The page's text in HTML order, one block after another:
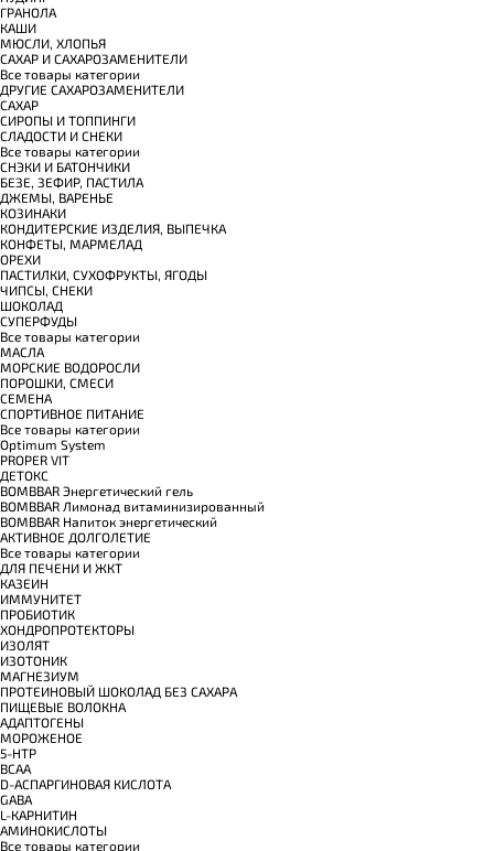
ГРАНОЛА
КАШИ
МЮСЛИ, ХЛОПЬЯ
САХАР И САХАРОЗАМЕНИТЕЛИ
Все товары категории
ДРУГИЕ САХАРОЗАМЕНИТЕЛИ
САХАР
СИРОПЫ И ТОППИНГИ
СЛАДОСТИ И СНЕКИ
Все товары категории
СНЭКИ И БАТОНЧИКИ
БЕЗЕ, ЗЕФИР, ПАСТИЛА
ДЖЕМЫ, ВАРЕНЬЕ
КОЗИНАКИ
КОНДИТЕРСКИЕ ИЗДЕЛИЯ, ВЫПЕЧКА
КОНФЕТЫ, МАРМЕЛАД
ОРЕХИ
ПАСТИЛКИ, СУХОФРУКТЫ, ЯГОДЫ
ЧИПСЫ, СНЕКИ
ШОКОЛАД
СУПЕРФУДЫ
Все товары категории
МАСЛА
МОРСКИЕ ВОДОРОСЛИ
ПОРОШКИ, СМЕСИ
СЕМЕНА
СПОРТИВНОЕ ПИТАНИЕ
Все товары категории
Optimum System
PROPER VIT
ДЕТОКС
BOMBBAR Энергетический гель
BOMBBAR Лимонад витаминизированный
BOMBBAR Напиток энергетический
АКТИВНОЕ ДОЛГОЛЕТИЕ
Все товары категории
ДЛЯ ПЕЧЕНИ И ЖКТ
КАЗЕИН
ИММУНИТЕТ
ПРОБИОТИК
ХОНДРОПРОТЕКТОРЫ
ИЗОЛЯТ
ИЗОТОНИК
МАГНЕЗИУМ
ПРОТЕИНОВЫЙ ШОКОЛАД БЕЗ САХАРА
ПИЩЕВЫЕ ВОЛОКНА
АДАПТОГЕНЫ
МОРОЖЕНОЕ
5-HTP
BCAA
D-АСПАРГИНОВАЯ КИСЛОТА
GABA
L-КАРНИТИН
АМИНОКИСЛОТЫ
Все товары категории